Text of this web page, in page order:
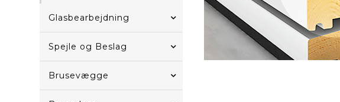
Glasbearbejdning
Spejle og Beslag
Brusevægge